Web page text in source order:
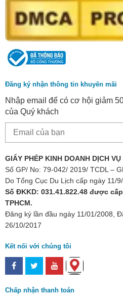
Đăng ký nhận thông tin khuyến mãi
Nhập email để có cơ hội giảm
của Quý khách
GIẤY PHÉP KINH DOANH DỊCH
Số GP/ No: 79-042/ 2019/ TCDL –
Do Tổng Cục Du Lịch cấp ngày 11/
Số ĐKKD: 031.41.822.48 được
TPHCM.
Đăng ký lần đầu ngày 11/01/2008,
26/10/2017
Kết nối với chúng tôi
Chấp nhận thanh toán